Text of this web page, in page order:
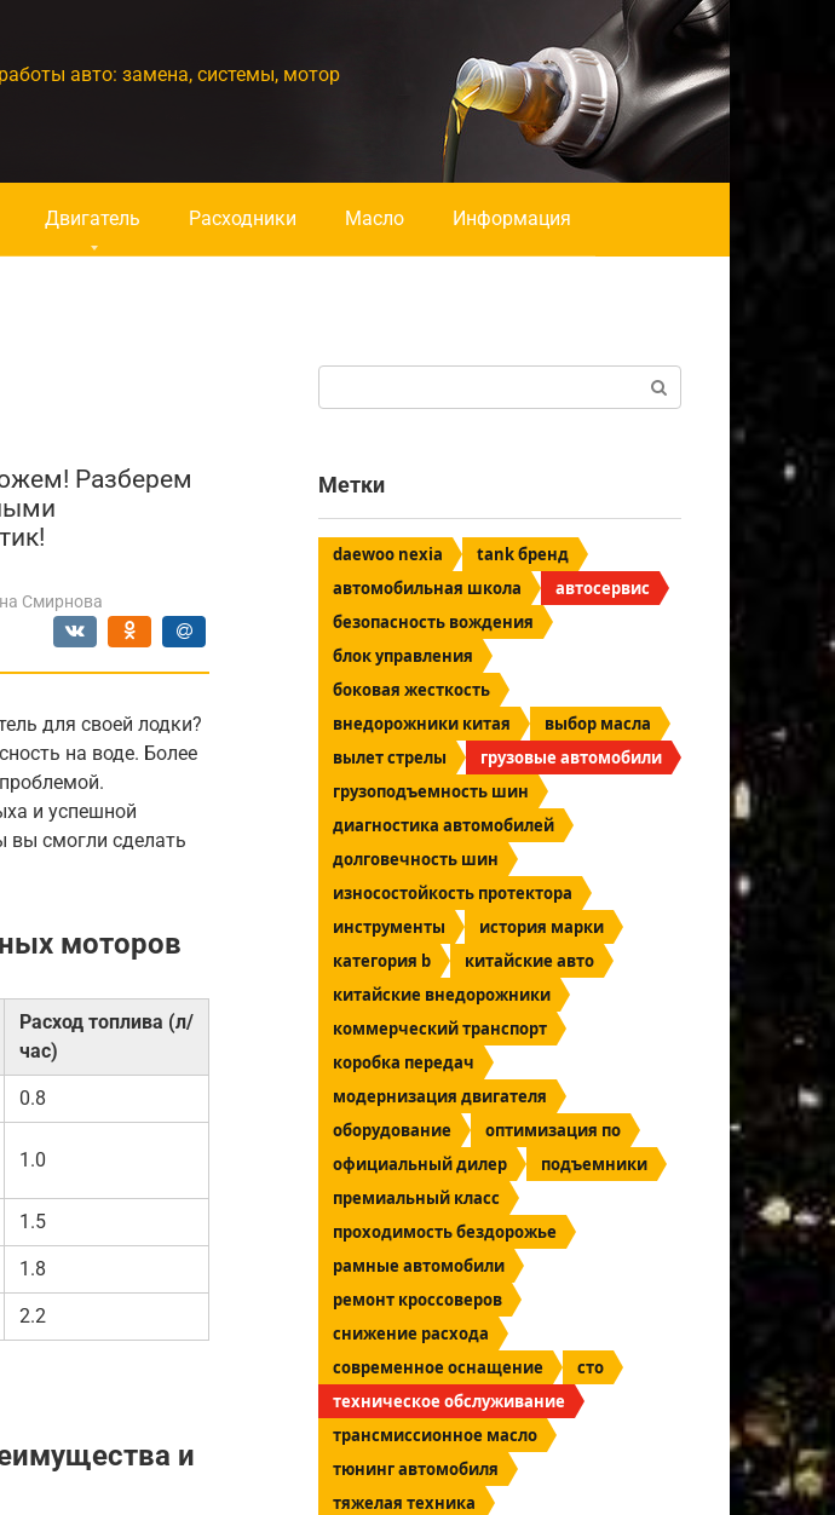
авто: замена, системы, мотор
Двигатель Расходники Масло Информация
Разберем
Смирнова
для своей лодки?
на воде. Более
и успешной
вы смогли сделать
моторов
Расход топлива (л/
час)
0.8
1.0
1.5
1.8
2.2
и
Метки
daewoo nexia
tank бренд
автомобильная школа
автосервис
безопасность вождения
блок управления
боковая жесткость
внедорожники китая
выбор масла
вылет стрелы
грузовые автомобили
грузоподъемность шин
диагностика автомобилей
долговечность шин
износостойкость протектора
инструменты
история марки
категория b
китайские авто
китайские внедорожники
коммерческий транспорт
коробка передач
модернизация двигателя
оборудование
оптимизация по
официальный дилер
подъемники
премиальный класс
проходимость бездорожье
рамные автомобили
ремонт кроссоверов
снижение расхода
современное оснащение
сто
техническое обслуживание
трансмиссионное масло
тюнинг автомобиля
тяжелая техника